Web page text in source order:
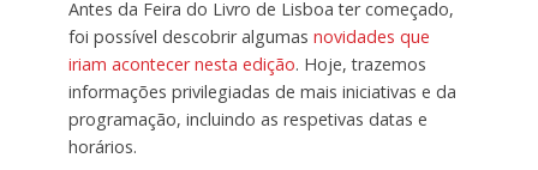
Antes da Feira do Livro de Lisboa ter começado,
foi possível descobrir algumas novidades que
iriam acontecer nesta edição. Hoje, trazemos
informações privilegiadas de mais iniciativas e da
programação, incluindo as respetivas datas e
horários.